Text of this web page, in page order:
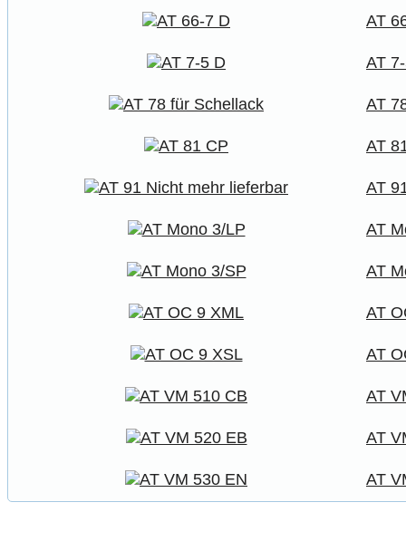
AT
AT
AT
AT
AT
AT
AT
AT
AT
AT
AT
AT